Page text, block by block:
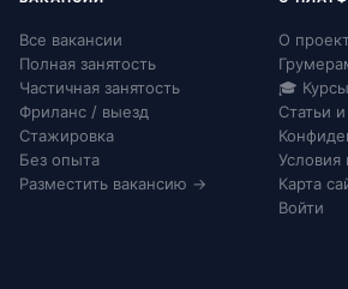
Все вакансии
Полная занятость
Частичная занятость
Фриланс / выезд
Стажировка
Без опыта
Разместить вакансию →
О
🎓
Статьи
Условия
Карта
Войти